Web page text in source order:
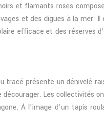
et flamants roses
et des digues à la mer.
efficace et des réserves
présente un dénivelé
Les collectivités
À l’image d’un tapis